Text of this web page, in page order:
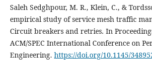
Saleh Sedghpour, M. R., Klein, C., &
empirical study of service mesh traffic
Circuit breakers and retries. In
ACM/SPEC International Conference on
Engineering. https://doi.org/10.1145/